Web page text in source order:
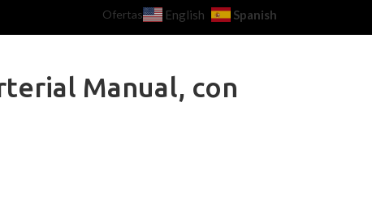
Ofertas English Spanish
Manual, con